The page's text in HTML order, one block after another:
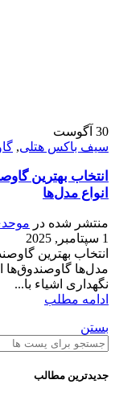
30 آگوست
سیف باکس هتلی,
انتخاب بهترین
انواع مدل‌ها
منتشر شده در
1 سپتامبر, 2025
انتخاب بهترین
مدل‌ها گاوصندوق‌ها
نگهداری اشیاء با...
ادامه مطلب
بستن
جدیدترین مطالب